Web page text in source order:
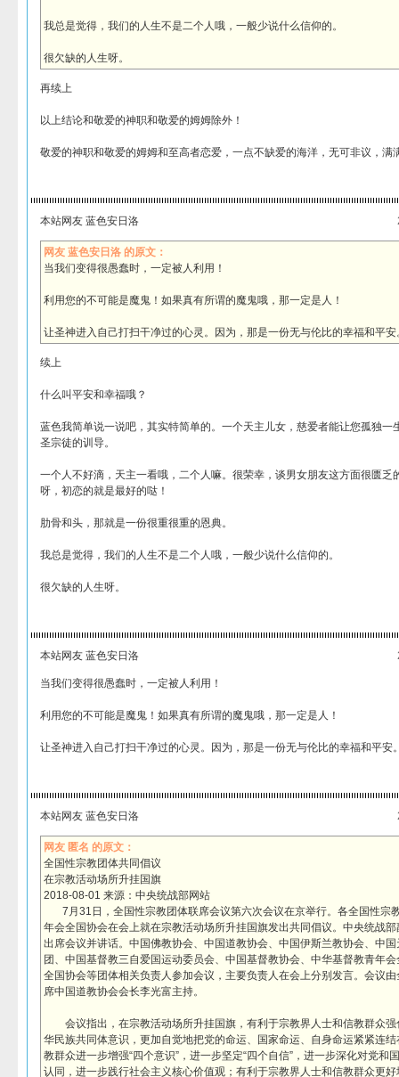
我总是觉得，我们的人生不是二个人哦，一般少说什么信仰的。
很欠缺的人生呀。
再续上
以上结论和敬爱的神职和敬爱的姆姆除外！
敬爱的神职和敬爱的姆姆和至高者恋爱，一点不缺爱的海洋，无可非议，满
本站网友 蓝色安日洛
网友 蓝色安日洛 的原文：
当我们变得很愚蠢时，一定被人利用！
利用您的不可能是魔鬼！如果真有所谓的魔鬼哦，那一定是人！
让圣神进入自己打扫干净过的心灵。因为，那是一份无与伦比的幸福和平
续上
什么叫平安和幸福哦？
蓝色我简单说一说吧，其实特简单的。一个天主儿女，慈爱者能让您孤独一
圣宗徒的训导。
一个人不好滴，天主一看哦，二个人嘛。很荣幸，谈男女朋友这方面很匮乏
呀，初恋的就是最好的哒！
肋骨和头，那就是一份很重很重的恩典。
我总是觉得，我们的人生不是二个人哦，一般少说什么信仰的。
很欠缺的人生呀。
本站网友 蓝色安日洛
当我们变得很愚蠢时，一定被人利用！
利用您的不可能是魔鬼！如果真有所谓的魔鬼哦，那一定是人！
让圣神进入自己打扫干净过的心灵。因为，那是一份无与伦比的幸福和平
本站网友 蓝色安日洛
网友 匿名 的原文：
全国性宗教团体共同倡议
在宗教活动场所升挂国旗
2018-08-01 来源：中央统战部网站
7月31日，全国性宗教团体联席会议第六次会议在京举行。各全国性宗
年会全国协会在会上就在宗教活动场所升挂国旗发出共同倡议。中央统战
出席会议并讲话。中国佛教协会、中国道教协会、中国伊斯兰教协会、中
团、中国基督教三自爱国运动委员会、中国基督教协会、中华基督教青年
全国协会等团体相关负责人参加会议，主要负责人在会上分别发言。会议
席中国道教协会会长李光富主持。
会议指出，在宗教活动场所升挂国旗，有利于宗教界人士和信教群众强
华民族共同体意识，更加自觉地把党的命运、国家命运、自身命运紧紧连
教群众进一步增强“四个意识”，进一步坚定“四个自信”，进一步深化对党和
认同，进一步践行社会主义核心价值观；有利于宗教界人士和信教群众更